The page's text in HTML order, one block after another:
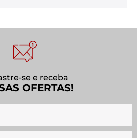
se e receba
OFERTAS!